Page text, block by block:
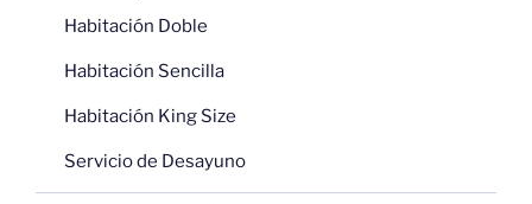
k
Habitación Doble
Habitación Sencilla
Habitación King Size
Servicio de Desayuno